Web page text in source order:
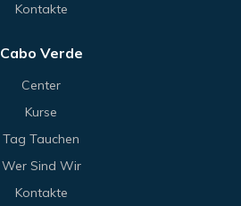
Kontakte
Cabo Verde
Center
Kurse
Tag Tauchen
Wer Sind Wir
Kontakte